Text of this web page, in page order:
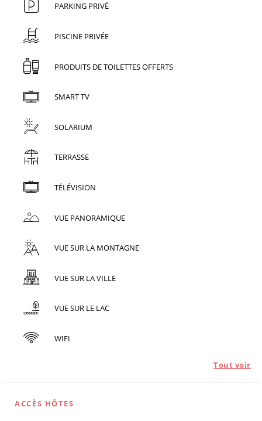
PARKING PRIVÉ
PISCINE PRIVÉE
PRODUITS DE TOILETTES OFFERTS
SMART TV
SOLARIUM
TERRASSE
TÉLÉVISION
VUE PANORAMIQUE
VUE SUR LA MONTAGNE
VUE SUR LA VILLE
VUE SUR LE LAC
WIFI
Tout voir
ACCÈS HÔTES